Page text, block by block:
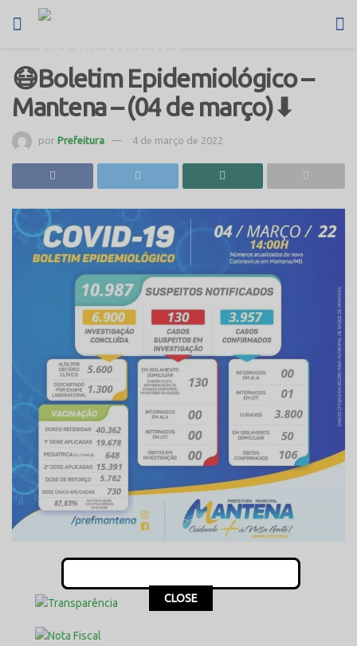
😷Boletim Epidemiológico –
Mantena – (04 de março)⬇
por Prefeitura 4 de março de 2022
This popup will close in:
CLOSE